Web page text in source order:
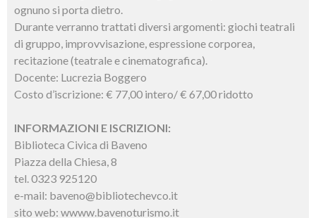
ognuno si porta dietro.
Durante verranno trattati diversi argomenti: giochi teatrali
di gruppo, improvvisazione, espressione corporea,
recitazione (teatrale e cinematografica).
Docente: Lucrezia Boggero
Costo d’iscrizione: € 77,00 intero/ € 67,00 ridotto
INFORMAZIONI E ISCRIZIONI:
Biblioteca Civica di Baveno
Piazza della Chiesa, 8
tel. 0323 925120
e-mail: baveno@bibliotechevco.it
sito web: wwww.bavenoturismo.it